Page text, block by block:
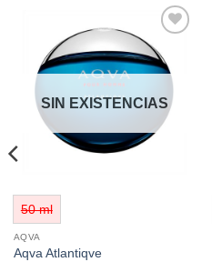
Añadir
a la
lista de
SIN EXISTENCIAS
50 ml
AQVA
Aqva Atlantiqve